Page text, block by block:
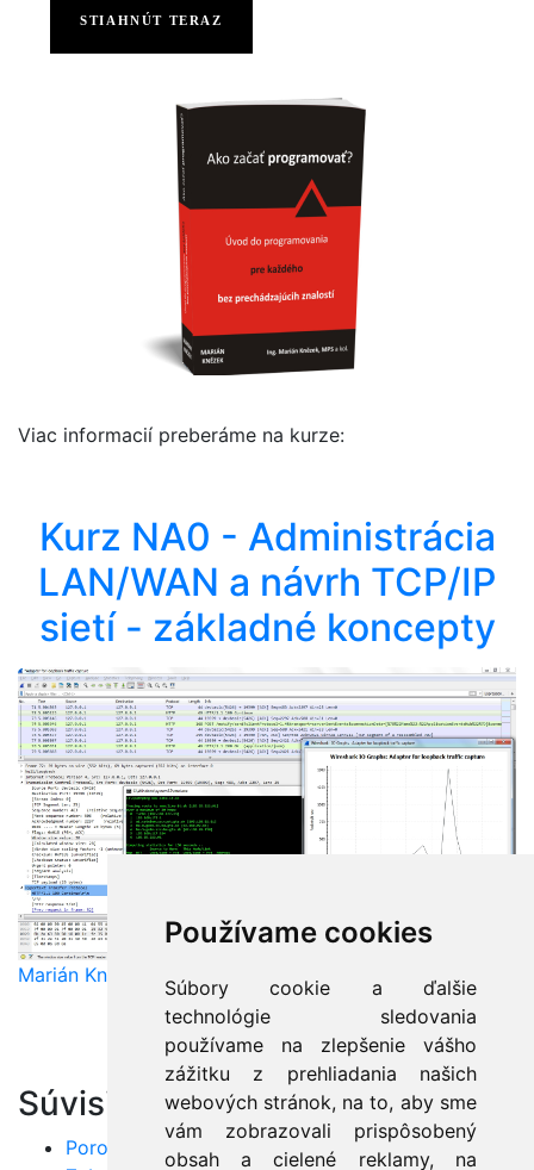
Používame cookies
Súbory cookie a ďalšie
technológie sledovania
používame na zlepšenie vášho
zážitku z prehliadania našich
webových stránok, na to, aby sme
vám zobrazovali prispôsobený
obsah a cielené reklamy, na
STIAHNÚT TERAZ
Viac informacií preberáme na kurze:
Kurz NA0 - Administrácia
LAN/WAN a návrh TCP/IP
sietí - základné koncepty
Marián Knězek
Súvisiace články:
Porovnanie medených a optických sietí v praxi